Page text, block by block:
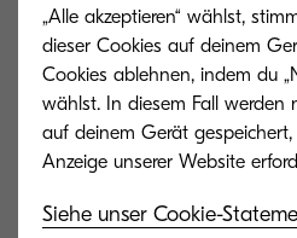
Kreative Berufe
Vorteile und
„Alle akzeptieren“ wählst,
dieser Cookies auf deinem
Cookies ablehnen, indem du
wählst. In diesem Fall werden
auf deinem Gerät
Siehe unser Cookie-